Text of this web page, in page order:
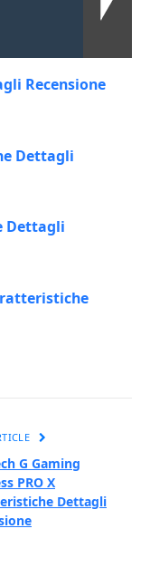
Recensione
Dettagli
Dettagli
G Gaming
PRO X
Dettagli